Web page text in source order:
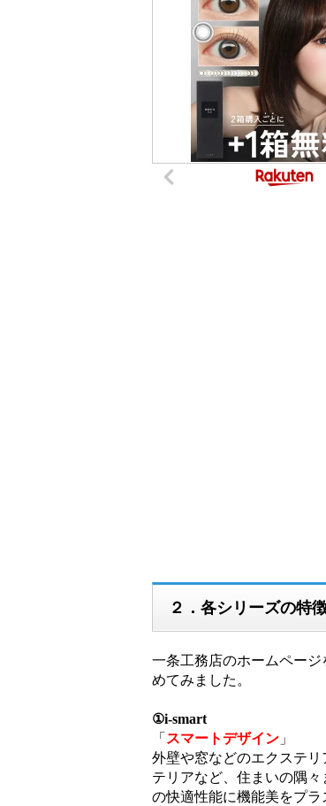
２．各シリーズの特
一条工務店のホームペー
めてみました。
①i-smart
「 スマートデザイン 」
外壁や窓などのエクステ
テリアなど、住まいの隅
の快適性能に機能美をプラ